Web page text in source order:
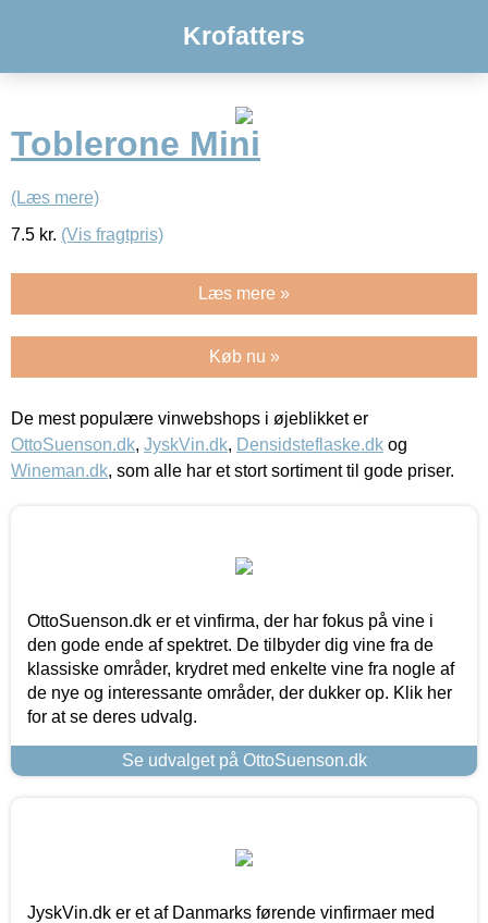
Krofatters
Toblerone Mini
(Læs mere)
7.5 kr. (Vis fragtpris)
Læs mere »
Køb nu »
De mest populære vinwebshops i øjeblikket er
OttoSuenson.dk, JyskVin.dk, Densidsteflaske.dk og
Wineman.dk, som alle har et stort sortiment til gode priser.
OttoSuenson.dk er et vinfirma, der har fokus på vine i
den gode ende af spektret. De tilbyder dig vine fra de
klassiske områder, krydret med enkelte vine fra nogle af
de nye og interessante områder, der dukker op. Klik her
for at se deres udvalg.
Se udvalget på OttoSuenson.dk
JyskVin.dk er et af Danmarks førende vinfirmaer med